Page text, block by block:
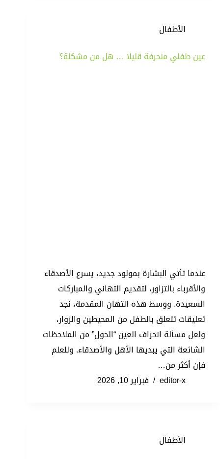
الأطفال
عين طفلي منحرفة قليلا … هل من مشكلة؟
عندما تأتي البشارة بمولود جديد، يسرع الأصدقاء
والأقرباء بالتزاور، لتقديم التهاني والمباركات
السعيدة. ووسط هذه التهان المقدمة، نجد
تعليقات تتعلق بالطفل من المحيطين والزوار،
ولعل مسألة انحراف العين “الحول” من الملاحظات
الشائعة التي يبديها الأهل والأصدقاء. وللعلم
فإن أكثر من…
editor-x
فبراير 10, 2026
الأطفال